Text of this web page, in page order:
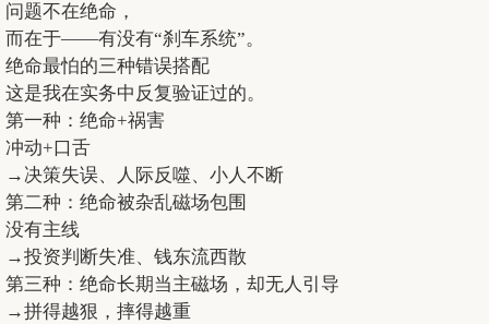
问题不在绝命，
而在于——有没有“刹车系统”。
绝命最怕的三种错误搭配
这是我在实务中反复验证过的。
第一种：绝命+祸害
冲动+口舌
→决策失误、人际反噬、小人不断
第二种：绝命被杂乱磁场包围
没有主线
→投资判断失准、钱东流西散
第三种：绝命长期当主磁场，却无人引导
→拼得越狠，摔得越重